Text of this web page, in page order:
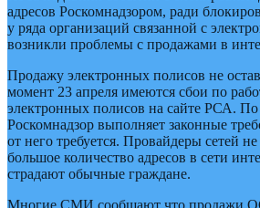
адресов Роскомнадзором, ради
у ряда организаций связанной с
возникли проблемы с продажами в
Продажу электронных полисов не
момент 23 апреля имеются сбои по
электронных полисов на сайте РСА. По
Роскомнадзор выполняет законные
от него требуется. Провайдеры сетей
большое количество адресов в сети
страдают обычные граждане.
Многие СМИ сообщают что продажи